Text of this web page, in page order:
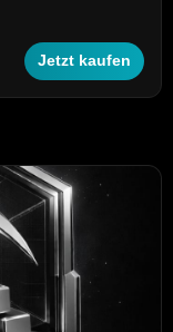
Jetzt kaufen